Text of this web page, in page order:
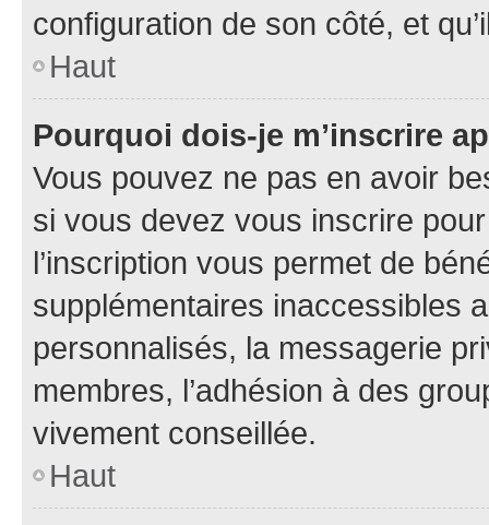
configuration de son côté, et
Haut
Pourquoi dois-je m’inscrire
Vous pouvez ne pas en avoir
si vous devez vous inscrire
l’inscription vous permet de
supplémentaires inaccessibles
personnalisés, la messagerie
membres, l’adhésion à des
vivement conseillée.
Haut